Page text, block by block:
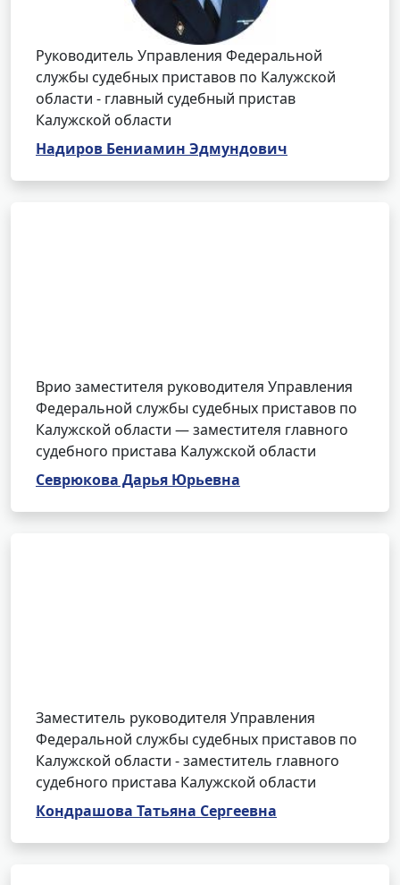
Руководитель Управления Федеральной
службы судебных приставов по Калужской
области - главный судебный пристав
Калужской области
Надиров Бениамин Эдмундович
Врио заместителя руководителя Управления
Федеральной службы судебных приставов по
Калужской области — заместителя главного
судебного пристава Калужской области
Севрюкова Дарья Юрьевна
Заместитель руководителя Управления
Федеральной службы судебных приставов по
Калужской области - заместитель главного
судебного пристава Калужской области
Кондрашова Татьяна Сергеевна